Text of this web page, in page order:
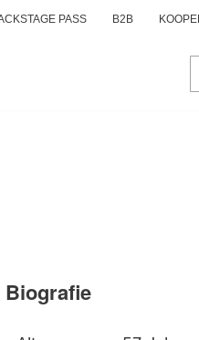
PASS B2B
Biografie